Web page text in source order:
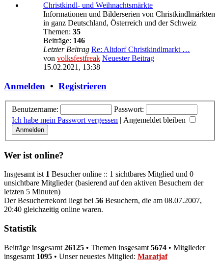
Christkindl- und Weihnachtsmärkte
Informationen und Bilderserien von Christkindlmärkten
in ganz Deutschland, Österreich und der Schweiz
Themen: 35
Beiträge: 146
Letzter Beitrag Re: Altdorf Christkindlmarkt …
von volksfestfreak Neuester Beitrag
15.02.2021, 13:38
Anmelden • Registrieren
Benutzername:
Passwort:
Ich habe mein Passwort vergessen | Angemeldet bleiben
Wer ist online?
Insgesamt ist 1 Besucher online :: 1 sichtbares Mitglied und 0
unsichtbare Mitglieder (basierend auf den aktiven Besuchern der
letzten 5 Minuten)
Der Besucherrekord liegt bei 56 Besuchern, die am 08.07.2007,
20:40 gleichzeitig online waren.
Statistik
Beiträge insgesamt 26125 • Themen insgesamt 5674 • Mitglieder
insgesamt 1095 • Unser neuestes Mitglied: Maratjaf